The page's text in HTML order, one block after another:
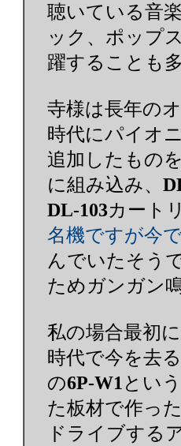
聴いている音
ック、ポップ
躍することも多
寺様は長年の
時代にパイオ
追加したもの
に組み込み、
DL-103カート
名機ですが今で
んでいたそう
ためガンガン
私の場合最初
時代で今を去
の6P-W1 という
た板材で作っ
ドライブする